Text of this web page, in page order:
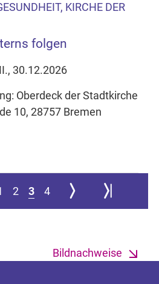
KIRCHE DER
folgen
30.12.2026
Oberdeck der Stadtkirche
10, 28757 Bremen
Seite
2 3 4 Zur nächsten Seite
Zur letzten
Bildnachweise